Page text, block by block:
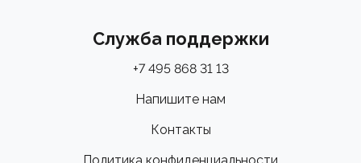
Служба поддержки
+7 495 868 31 13
Напишите нам
Контакты